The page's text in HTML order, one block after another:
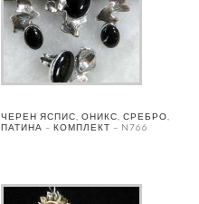
ЧЕРЕН ЯСПИС, ОНИКС, СРЕБРО,
ПАТИНА – КОМПЛЕКТ – N766